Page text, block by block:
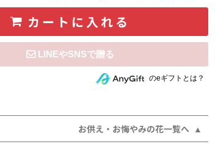
カートに入れる
所を知らない相手にeギフトで贈るのeギフトとは？
お供え・お悔やみの花一覧へ